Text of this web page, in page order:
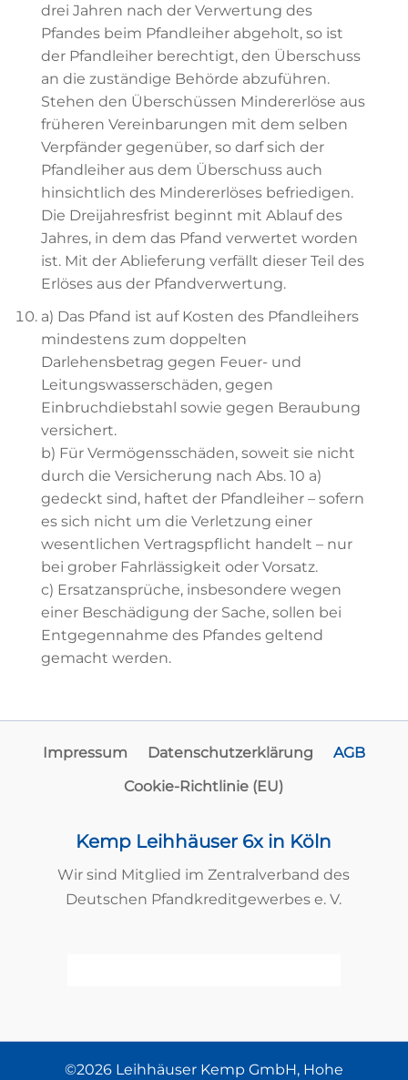
drei Jahren nach der Verwertung des
Pfandes beim Pfandleiher abgeholt, so ist
der Pfandleiher berechtigt, den Überschuss
an die zuständige Behörde abzuführen.
Stehen den Überschüssen Mindererlöse aus
früheren Vereinbarungen mit dem selben
Verpfänder gegenüber, so darf sich der
Pfandleiher aus dem Überschuss auch
hinsichtlich des Mindererlöses befriedigen.
Die Dreijahresfrist beginnt mit Ablauf des
Jahres, in dem das Pfand verwertet worden
ist. Mit der Ablieferung verfällt dieser Teil des
Erlöses aus der Pfandverwertung.
a) Das Pfand ist auf Kosten des Pfandleihers
mindestens zum doppelten
Darlehensbetrag gegen Feuer- und
Leitungswasserschäden, gegen
Einbruchdiebstahl sowie gegen Beraubung
versichert.
b) Für Vermögensschäden, soweit sie nicht
durch die Versicherung nach Abs. 10 a)
gedeckt sind, haftet der Pfandleiher – sofern
es sich nicht um die Verletzung einer
wesentlichen Vertragspflicht handelt – nur
bei grober Fahrlässigkeit oder Vorsatz.
c) Ersatzansprüche, insbesondere wegen
einer Beschädigung der Sache, sollen bei
Entgegennahme des Pfandes geltend
gemacht werden.
Impressum Datenschutzerklärung
AGB
Cookie-Richtlinie (EU)
Kemp Leihhäuser 6x in Köln
Wir sind Mitglied im Zentralverband des
Deutschen Pfandkreditgewerbes e. V.
©2026 Leihhäuser Kemp GmbH, Hohe